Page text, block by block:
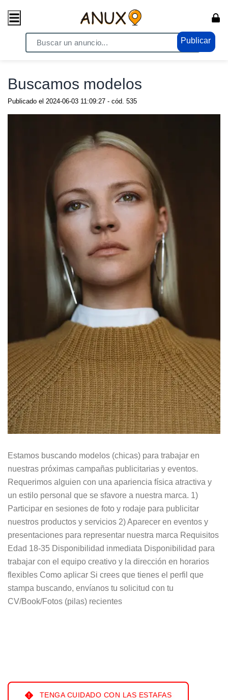
Publicar
/ Empleos - CV / Ofertas de Trabajo
Buscamos modelos
Publicado el 2024-06-03 11:09:27 - cód. 535
Estamos buscando modelos (chicas) para trabajar en
nuestras próximas campañas publicitarias y eventos.
Requerimos alguien con una apariencia física atractiva y
un estilo personal que se sfavore a nuestra marca. 1)
Participar en sesiones de foto y rodaje para publicitar
nuestros productos y servicios 2) Aparecer en eventos y
presentaciones para representar nuestra marca Requisitos
Edad 18-35 Disponibilidad inmediata Disponibilidad para
trabajar con el equipo creativo y la dirección en horarios
flexibles Como aplicar Si crees que tienes el perfil que
stampa buscando, envíanos tu solicitud con tu
CV/Book/Fotos (pilas) recientes
TENGA CUIDADO CON LAS ESTAFAS